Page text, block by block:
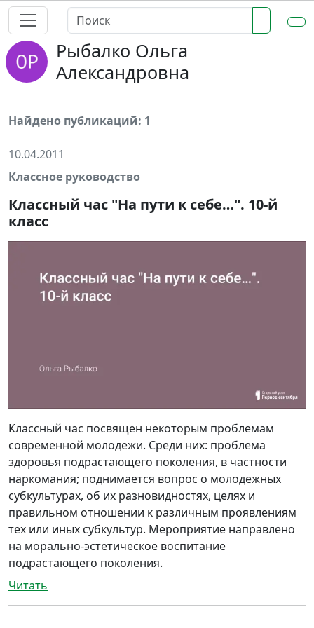
Рыбалко Ольга
Александровна
Найдено публикаций: 1
10.04.2011
Классное руководство
Классный час "На пути к себе…". 10-й
класс
Классный час посвящен некоторым проблемам
современной молодежи. Среди них: проблема
здоровья подрастающего поколения, в частности
наркомания; поднимается вопрос о молодежных
субкультурах, об их разновидностях, целях и
правильном отношении к различным проявлениям
тех или иных субкультур. Мероприятие направлено
на морально-эстетическое воспитание
подрастающего поколения.
Читать